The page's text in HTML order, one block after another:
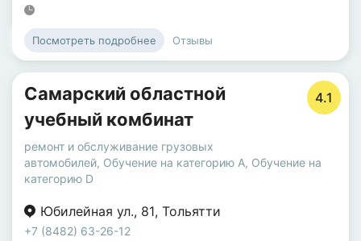
Посмотреть подробнее Отзывы
Самарский областной
учебный комбинат
4.1
ремонт и обслуживание грузовых
автомобилей, Обучение на категорию A, Обучение на
категорию D
Юбилейная ул., 81, Тольятти
+7 (8482) 63-26-12